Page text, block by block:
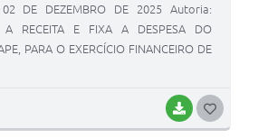
BAIXAR
DE DEZEMBRO DE 2025 Autoria:
A RECEITA E FIXA A DESPESA DO
PARA O EXERCÍCIO FINANCEIRO DE